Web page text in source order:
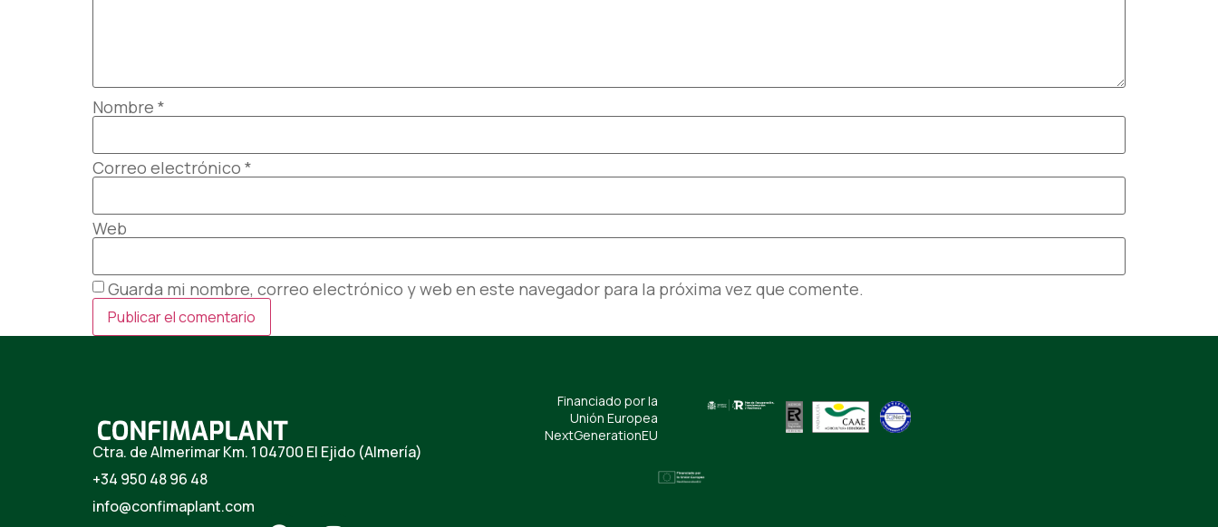
Nombre *
Correo electrónico *
Web
Guarda mi nombre, correo electrónico y web en este navegador para la próxima vez que comente.
Ctra. de Almerimar Km. 1 04700 El Ejido (Almería)
+34 950 48 96 48
info@confimaplant.com
Financiado por la
Unión Europea
NextGenerationEU